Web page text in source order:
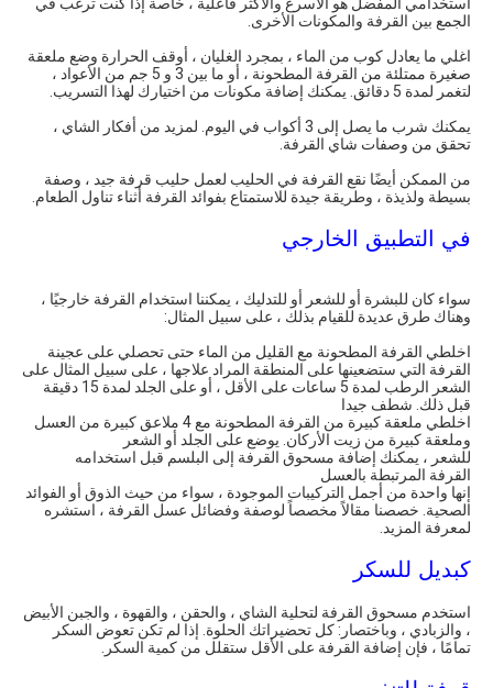
الجمع بين القرفة والمكونات الأخرى.
اغلي ما يعادل كوب من الماء ، بمجرد الغليان ، أوقف الحرارة وضع ملعقة
صغيرة ممتلئة من القرفة المطحونة ، أو ما بين 3 و 5 جم من الأعواد ،
لتغمر لمدة 5 دقائق. يمكنك إضافة مكونات من اختيارك لهذا التسريب.
يمكنك شرب ما يصل إلى 3 أكواب في اليوم. لمزيد من أفكار الشاي ،
تحقق من وصفات شاي القرفة.
من الممكن أيضًا نقع القرفة في الحليب لعمل حليب قرفة جيد ، وصفة
بسيطة ولذيذة ، وطريقة جيدة للاستمتاع بفوائد القرفة أثناء تناول الطعام.
في التطبيق الخارجي
سواء كان للبشرة أو للشعر أو للتدليك ، يمكننا استخدام القرفة خارجيًا ،
وهناك طرق عديدة للقيام بذلك ، على سبيل المثال:
اخلطي القرفة المطحونة مع القليل من الماء حتى تحصلي على عجينة
القرفة التي ستضعينها على المنطقة المراد علاجها ، على سبيل المثال على
الشعر الرطب لمدة 5 ساعات على الأقل ، أو على الجلد لمدة 15 دقيقة
قبل ذلك. شطف جيدا
اخلطي ملعقة كبيرة من القرفة المطحونة مع 4 ملاعق كبيرة من العسل
وملعقة كبيرة من زيت الأركان. يوضع على الجلد أو الشعر
للشعر ، يمكنك إضافة مسحوق القرفة إلى البلسم قبل استخدامه
القرفة المرتبطة بالعسل
إنها واحدة من أجمل التركيبات الموجودة ، سواء من حيث الذوق أو الفوائد
الصحية. خصصنا مقالاً مخصصاً لوصفة وفضائل عسل القرفة ، استشره
لمعرفة المزيد.
كبديل للسكر
استخدم مسحوق القرفة لتحلية الشاي ، والحقن ، والقهوة ، والجبن الأبيض
، والزبادي ، وباختصار: كل تحضيراتك الحلوة. إذا لم تكن تعوض السكر
تمامًا ، فإن إضافة القرفة على الأقل ستقلل من كمية السكر.